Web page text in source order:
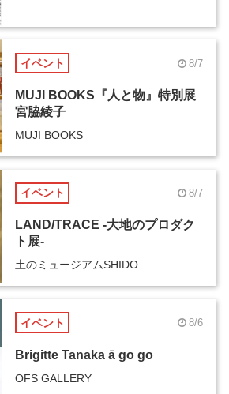
イベント 8/7
MUJI BOOKS『人と物』特別展
宮脇綾子
MUJI BOOKS
イベント 8/7
LAND/TRACE -大地のプロダク
ト展-
土のミュージアムSHIDO
イベント 8/6
Brigitte Tanaka ā go go
OFS GALLERY